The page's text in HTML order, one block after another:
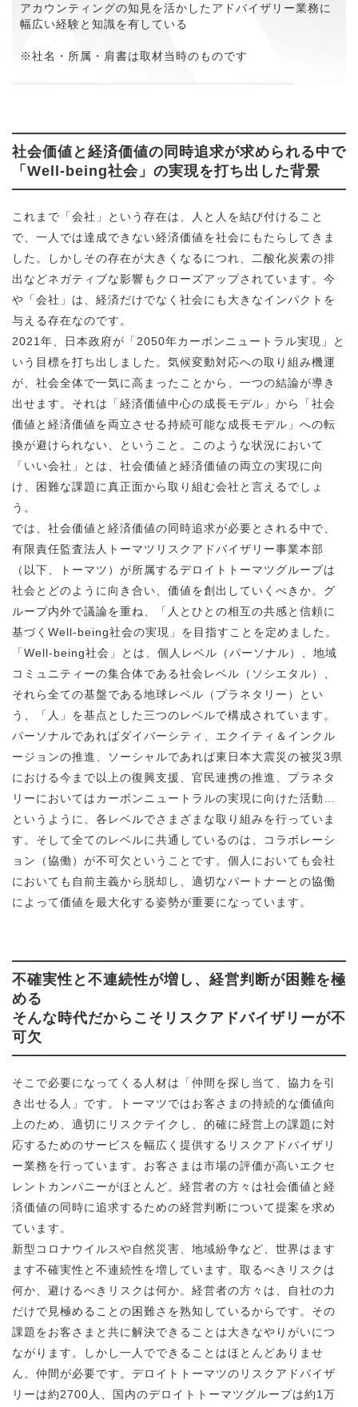
アカウンティングの知見を活かしたアドバイザリー業務に
幅広い経験と知識を有している
※社名・所属・肩書は取材当時のものです
社会価値と経済価値の同時追求が求められる中で
「Well-being社会」の実現を打ち出した背景
これまで「会社」という存在は、人と人を結び付けること
で、一人では達成できない経済価値を社会にもたらしてきま
した。しかしその存在が大きくなるにつれ、二酸化炭素の排
出などネガティブな影響もクローズアップされています。今
や「会社」は、経済だけでなく社会にも大きなインパクトを
与える存在なのです。
2021年、日本政府が「2050年カーボンニュートラル実現」と
いう目標を打ち出しました。気候変動対応への取り組み機運
が、社会全体で一気に高まったことから、一つの結論が導き
出せます。それは「経済価値中心の成長モデル」から「社会
価値と経済価値を両立させる持続可能な成長モデル」への転
換が避けられない、ということ。このような状況において
「いい会社」とは、社会価値と経済価値の両立の実現に向
け、困難な課題に真正面から取り組む会社と言えるでしょ
う。
では、社会価値と経済価値の同時追求が必要とされる中で、
有限責任監査法人トーマツリスクアドバイザリー事業本部
（以下、トーマツ）が所属するデロイトトーマツグループは
社会とどのように向き合い、価値を創出していくべきか。グ
ループ内外で議論を重ね、「人とひとの相互の共感と信頼に
基づくWell-being社会の実現」を目指すことを定めました。
「Well-being社会」とは、個人レベル（パーソナル）、地域
コミュニティーの集合体である社会レベル（ソシエタル）、
それら全ての基盤である地球レベル（プラネタリー）とい
う、「人」を基点とした三つのレベルで構成されています。
パーソナルであればダイバーシティ、エクイティ＆インクル
ージョンの推進、ソーシャルであれば東日本大震災の被災3県
における今まで以上の復興支援、官民連携の推進、プラネタ
リーにおいてはカーボンニュートラルの実現に向けた活動…
というように、各レベルでさまざまな取り組みを行っていま
す。そして全てのレベルに共通しているのは、コラボレーシ
ョン（協働）が不可欠ということです。個人においても会社
においても自前主義から脱却し、適切なパートナーとの協働
によって価値を最大化する姿勢が重要になっています。
不確実性と不連続性が増し、経営判断が困難を極
める
そんな時代だからこそリスクアドバイザリーが不
可欠
そこで必要になってくる人材は「仲間を探し当て、協力を引
き出せる人」です。トーマツではお客さまの持続的な価値向
上のため、適切にリスクテイクし、的確に経営上の課題に対
応するためのサービスを幅広く提供するリスクアドバイザリ
ー業務を行っています。お客さまは市場の評価が高いエクセ
レントカンパニーがほとんど。経営者の方々は社会価値と経
済価値の同時に追求するための経営判断について提案を求め
ています。
新型コロナウイルスや自然災害、地域紛争など、世界はます
ます不確実性と不連続性を増しています。取るべきリスクは
何か、避けるべきリスクは何か。経営者の方々は、自社の力
だけで見極めることの困難さを熟知しているからです。その
課題をお客さまと共に解決できることは大きなやりがいにつ
ながります。しかし一人でできることはほとんどありませ
ん。仲間が必要です。デロイトトーマツのリスクアドバイザ
リーは約2700人、国内のデロイトトーマツグループは約1万